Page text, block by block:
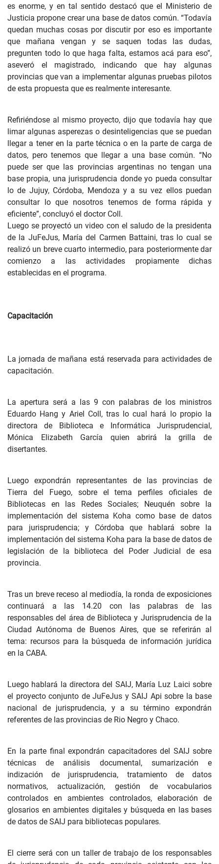
es enorme, y en tal sentido destacó que el Ministerio de
Justicia propone crear una base de datos común. “Todavía
quedan muchas cosas por discutir por eso es importante
que mañana vengan y se saquen todas las dudas,
pregunten todo lo que haga falta, estamos acá para eso”,
aseveró el magistrado, indicando que hay algunas
provincias que van a implementar algunas pruebas pilotos
de esta propuesta que es realmente interesante.
Refiriéndose al mismo proyecto, dijo que todavía hay que
limar algunas asperezas o desinteligencias que se puedan
llegar a tener en la parte técnica o en la parte de carga de
datos, pero tenemos que llegar a una base común. “No
puede ser que las provincias argentinas no tengan una
base propia, una jurisprudencia donde yo pueda consultar
lo de Jujuy, Córdoba, Mendoza y a su vez ellos puedan
consultar lo que nosotros tenemos de forma rápida y
eficiente”, concluyó el doctor Coll.
Luego se proyectó un video con el saludo de la presidenta
de la JuFeJus, María del Carmen Battaini, tras lo cual se
realizó un breve cuarto intermedio, para posteriormente dar
comienzo a las actividades propiamente dichas
establecidas en el programa.
Capacitación
La jornada de mañana está reservada para actividades de
capacitación.
La apertura será a las 9 con palabras de los ministros
Eduardo Hang y Ariel Coll, tras lo cual hará lo propio la
directora de Biblioteca e Informática Jurisprudencial,
Mónica Elizabeth García quien abrirá la grilla de
disertantes.
Luego expondrán representantes de las provincias de
Tierra del Fuego, sobre el tema perfiles oficiales de
Bibliotecas en las Redes Sociales; Neuquén sobre la
implementación del sistema Koha como base de datos
para jurisprudencia; y Córdoba que hablará sobre la
implementación del sistema Koha para la base de datos de
legislación de la biblioteca del Poder Judicial de esa
provincia.
Tras un breve receso al mediodía, la ronda de exposiciones
continuará a las 14.20 con las palabras de las
responsables del área de Biblioteca y Jurisprudencia de la
Ciudad Autónoma de Buenos Aires, que se referirán al
tema: recursos para la búsqueda de información jurídica
en la CABA.
Luego hablará la directora del SAIJ, María Luz Laici sobre
el proyecto conjunto de JuFeJus y SAIJ Api sobre la base
nacional de jurisprudencia, y a su término expondrán
referentes de las provincias de Rio Negro y Chaco.
En la parte final expondrán capacitadores del SAIJ sobre
técnicas de análisis documental, sumarización e
indización de jurisprudencia, tratamiento de datos
normativos, actualización, gestión de vocabularios
controlados en ambientes controlados, elaboración de
glosarios en ambientes digitales y búsqueda en las bases
de datos de SAIJ para bibliotecas populares.
El cierre será con un taller de trabajo de los responsables